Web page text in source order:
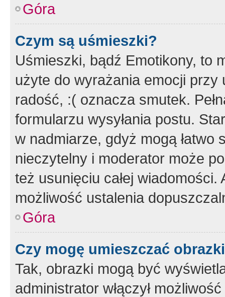
Góra
Czym są uśmieszki?
Uśmieszki, bądź Emotikony, to
użyte do wyrażania emocji
radość, :( oznacza smutek.
formularzu wysyłania postu.
w nadmiarze, gdyż mogą
nieczytelny i moderator może
też usunięciu całej
możliwość ustalenia
Góra
Czy mogę umieszczać
Tak, obrazki mogą być
administrator włączył